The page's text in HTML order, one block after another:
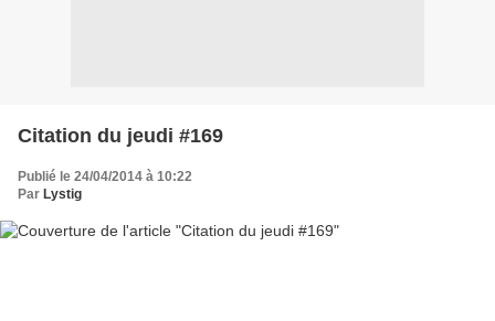
Citation du jeudi #169
Publié le 24/04/2014 à 10:22
Par Lystig